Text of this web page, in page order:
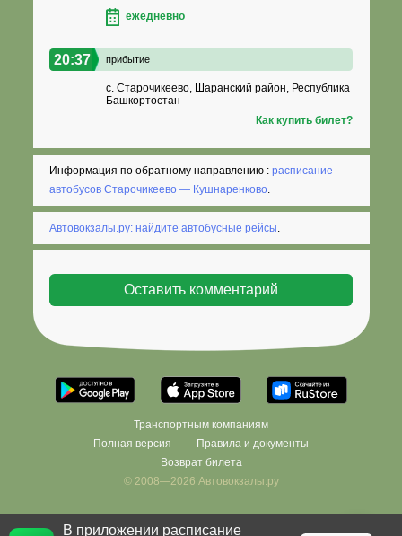
ежедневно
20:37 прибытие
с. Старочикеево, Шаранский район, Республика
Башкортостан
Как купить билет?
Информация по обратному направлению :расписание
автобусов Старочикеево — Кушнаренково.
Автовокзалы.ру: найдите автобусные рейсы
Транспортным компаниям
Полная версия
Правила и документы
Возврат билета
© 2008—2026 Автовокзалы.ру
В приложении расписание